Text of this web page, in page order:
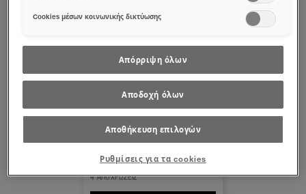
ΠΟΥΔΡΑ
4 ΑΠΟΧΡΏΣΕΙΣ
«Ρυθμίσεις για τα cookies»). Περισσότερες πληροφορίες
μπορείτε να βρείτε στην
Cookies μέσων κοινωνικής δικτύωσης
Απόρριψη όλων
Αποδοχή όλων
Αποθήκευση επιλογών
Ρυθμίσεις για τα cookies